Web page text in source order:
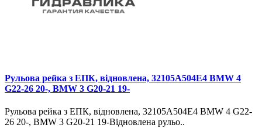
Рульова рейка з ЕПК, відновлена, 32105A504E4 BMW 4
G22-26 20-, BMW 3 G20-21 19-
Рульова рейка з ЕПК, відновлена, 32105A504E4 BMW 4 G22-
26 20-, BMW 3 G20-21 19-Відновлена рульо..